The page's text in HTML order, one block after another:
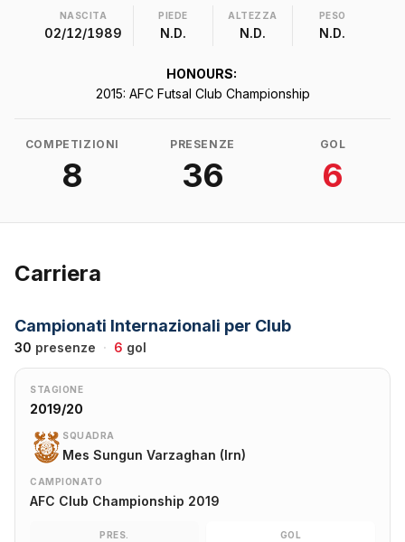
NASCITA
02/12/1989
PIEDE
N.D.
ALTEZZA
N.D.
PESO
N.D.
HONOURS:
2015: AFC Futsal Club Championship
COMPETIZIONI
8
PRESENZE
36
GOL
6
Carriera
Campionati Internazionali per Club
30 presenze · 6 gol
STAGIONE
2019/20
SQUADRA
Mes Sungun Varzaghan (Irn)
CAMPIONATO
AFC Club Championship 2019
PRES. GOL